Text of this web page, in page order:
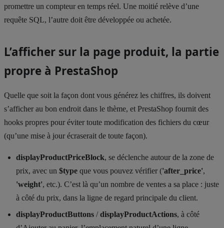
promettre un compteur en temps réel. Une moitié relève d’une
requête SQL, l’autre doit être développée ou achetée.
L’afficher sur la page produit, la partie
propre à PrestaShop
Quelle que soit la façon dont vous générez les chiffres, ils doivent
s’afficher au bon endroit dans le thème, et PrestaShop fournit des
hooks propres pour éviter toute modification des fichiers du cœur
(qu’une mise à jour écraserait de toute façon).
displayProductPriceBlock, se déclenche autour de la zone de
prix, avec un $type que vous pouvez vérifier ('after_price',
'weight', etc.). C’est là qu’un nombre de ventes a sa place : juste
à côté du prix, dans la ligne de regard principale du client.
displayProductButtons /displayProductActions, à côté